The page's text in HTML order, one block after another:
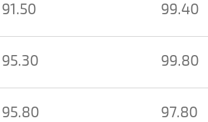
91.50 99.40
95.30 99.80
95.80 97.80